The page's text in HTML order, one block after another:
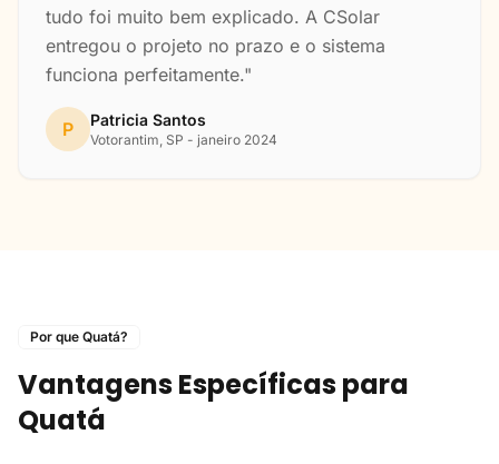
tudo foi muito bem explicado. A CSolar
entregou o projeto no prazo e o sistema
funciona perfeitamente."
P Patricia Santos
Votorantim, SP - janeiro 2024
Por que Quatá?
Vantagens Específicas para
Quatá